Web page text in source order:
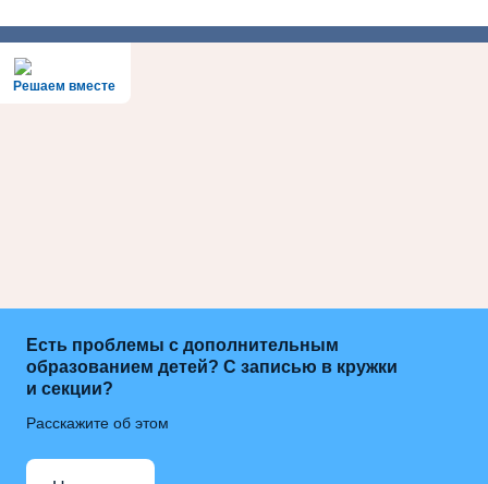
Решаем вместе
Есть проблемы с дополнительным
образованием детей? С записью в кружки
и секции?
Расскажите об этом